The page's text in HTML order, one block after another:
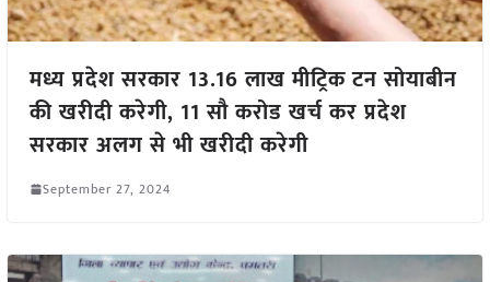
मध्य प्रदेश सरकार 13.16 लाख मीट्रिक टन सोयाबीन
की खरीदी करेगी, 11 सौ करोड खर्च कर प्रदेश
सरकार अलग से भी खरीदी करेगी
September 27, 2024